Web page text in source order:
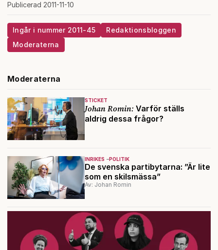
Publicerad 2011-11-10
Ingår i nummer 2011-45
Redaktionsbloggen
Moderaterna
Moderaterna
STICKET
Johan Romin: Varför ställs
aldrig dessa frågor?
INRIKES POLITIK
De svenska partibytarna: ”Är lite
som en skilsmässa”
Av: Johan Romin